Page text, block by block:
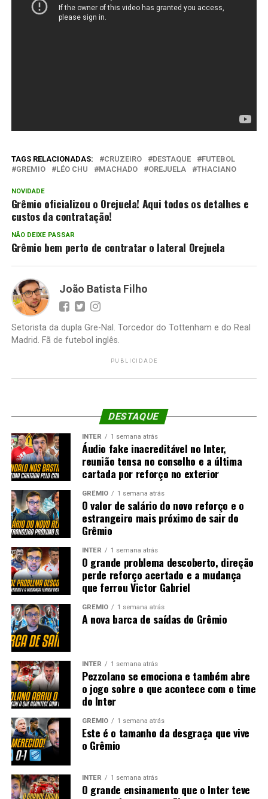
TAGS RELACIONADAS: CRUZEIRO DESTAQUE
FUTEBOL
GREMIO
LÉO CHU MACHADO OREJUELA THACIANO
NOVIDADE
Grêmio oficializou o Orejuela! Aqui todos os detalhes e
custos da contratação!
NÃO DEIXE PASSAR
Grêmio bem perto de contratar o lateral Orejuela
João Batista Filho
Setorista da dupla Gre-Nal. Torcedor do Tottenham e do Real
Madrid. Fã de futebol inglês.
PUBLICIDADE
DESTAQUE
INTER 1 semana atrás
Áudio fake inacreditável no Inter,
reunião tensa no conselho e a última
cartada por reforço no exterior
GRÊMIO 1 semana atrás
O valor de salário do novo reforço e o
estrangeiro mais próximo de sair do
Grêmio
INTER 1 semana atrás
O grande problema descoberto, direção
perde reforço acertado e a mudança
que ferrou Victor Gabriel
GRÊMIO 1 semana atrás
A nova barca de saídas do Grêmio
INTER 1 semana atrás
Pezzolano se emociona e também abre
o jogo sobre o que acontece com o time
do Inter
GRÊMIO 1 semana atrás
Este é o tamanho da desgraça que vive
o Grêmio
INTER 1 semana atrás
O grande ensinamento que o Inter teve